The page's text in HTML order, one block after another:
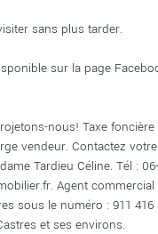
sans plus tarder.
sur la page
nous! Taxe foncière
vendeur. Contactez
Tardieu Céline. Tél :
Agent
sous le numéro : 911
et ses environs.